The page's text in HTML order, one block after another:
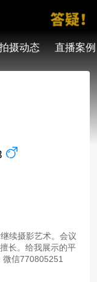
摄动态 直播案例
续摄影艺术。会议
长。给我展示的平
信770805251